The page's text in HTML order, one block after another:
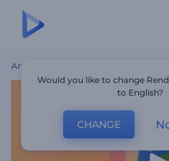
Ana Sayfa
Would you like to change
to English?
CHANGE